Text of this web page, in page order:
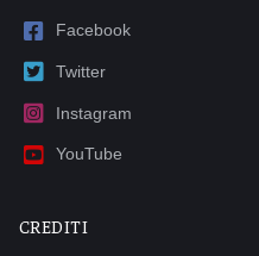
Facebook
Twitter
Instagram
YouTube
CREDITI